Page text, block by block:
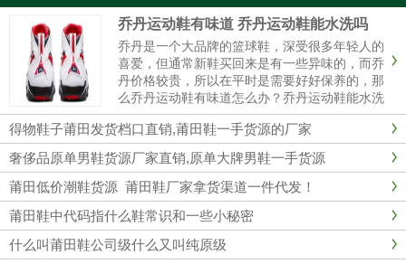
乔丹运动鞋有味道 乔丹运动鞋能水洗吗
乔丹是一个大品牌的篮球鞋，深受很多年轻人的
喜爱，但通常新鞋买回来是有一些异味的，而乔
丹价格较贵，所以在平时是需要好好保养的，那
么乔丹运动鞋有味道怎么办？乔丹运动鞋能水洗
吗？乔丹运动鞋有味道1、最简单的办法在鞋里
放上橘子皮。2、用棉花沾些酒精塞入球鞋里，
这样经过一夜以后，棉花已经乾......
得物鞋子莆田发货档口直销,莆田鞋一手货源的厂家
奢侈品原单男鞋货源厂家直销,原单大牌男鞋一手货源
莆田低价潮鞋货源 莆田鞋厂家拿货渠道一件代发！
莆田鞋中代码指什么鞋常识和一些小秘密
什么叫莆田鞋公司级什么又叫纯原级